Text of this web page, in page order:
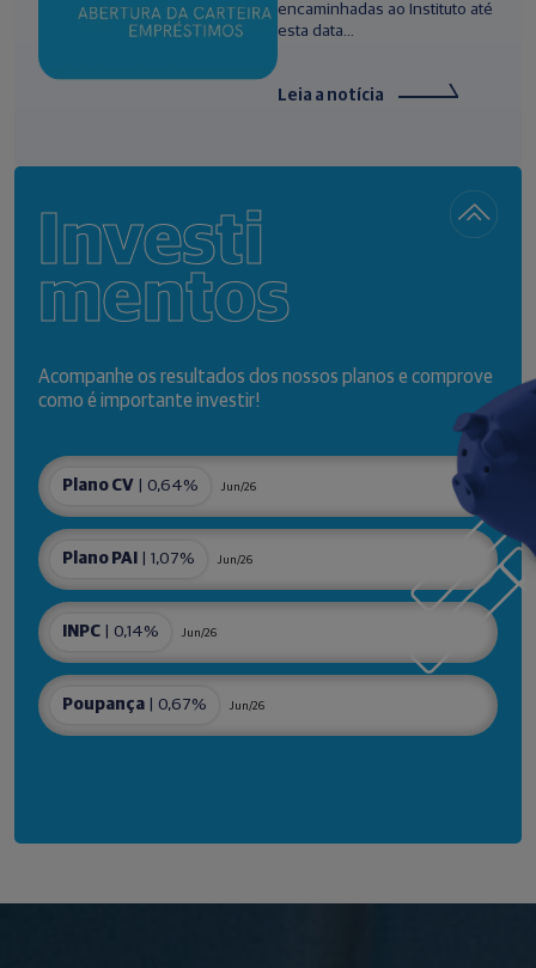
encaminhadas ao Instituto até
esta data...
Leia a notícia
Investi
mentos
Acompanhe os resultados dos nossos planos e comprove
como é importante investir!
Plano CV | 0,64% Jun/26
Plano PAI | 1,07% Jun/26
INPC | 0,14% Jun/26
Poupança | 0,67% Jun/26